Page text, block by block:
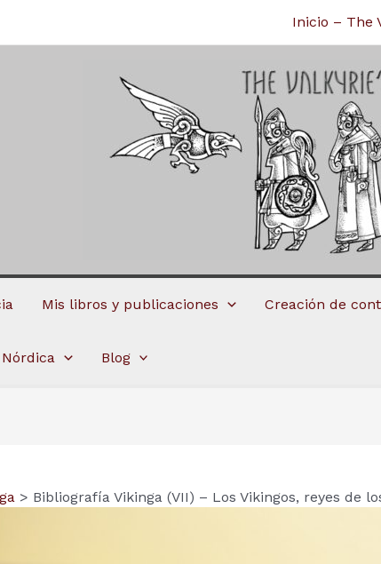
Inicio – The
Mis libros y publicaciones Creación de
Blog
Bibliografía Vikinga (VII) – Los Vikingos, reyes de